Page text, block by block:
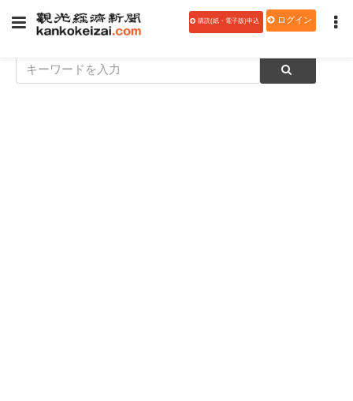
購読(紙・電子版)申込 ログイン